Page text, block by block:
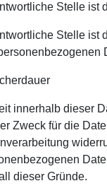
Stelle ist
Stelle ist
innerhalb dieser
Zweck für die
dieser Gründe.